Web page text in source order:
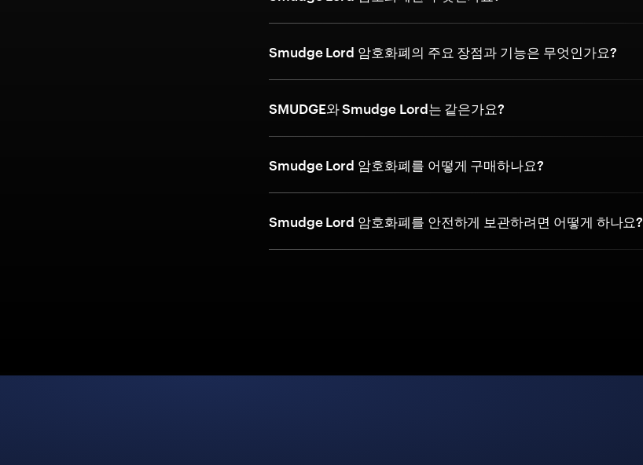
Smudge Lord 암호화폐의 주요 장점과 기능은 무엇인가요?
SMUDGE와 Smudge Lord는 같은가요?
Smudge Lord 암호화폐를 어떻게 구매하나요?
Smudge Lord 암호화폐를 안전하게 보관하려면 어떻게 하나요?